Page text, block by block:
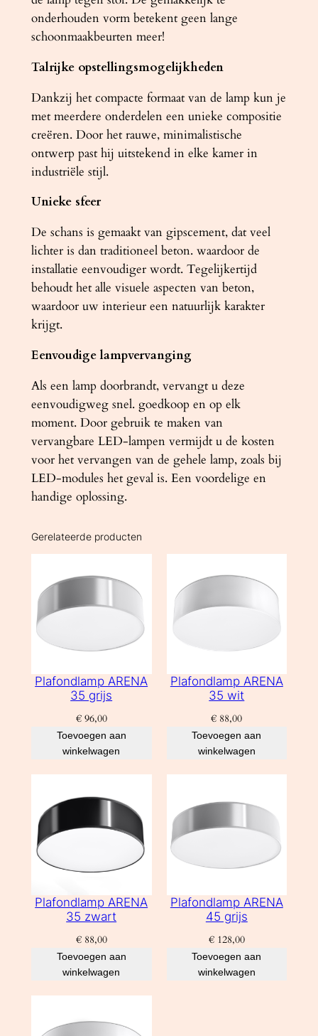
t
a
l
onderhouden vorm betekent geen lange
schoonmaakbeurten meer!
Talrijke opstellingsmogelijkheden
Dankzij het compacte formaat van de lamp kun je
met meerdere onderdelen een unieke compositie
creëren. Door het rauwe, minimalistische
ontwerp past hij uitstekend in elke kamer in
industriële stijl.
Unieke sfeer
De schans is gemaakt van gipscement, dat veel
lichter is dan traditioneel beton. waardoor de
installatie eenvoudiger wordt. Tegelijkertijd
behoudt het alle visuele aspecten van beton,
waardoor uw interieur een natuurlijk karakter
krijgt.
Eenvoudige lampvervanging
Als een lamp doorbrandt, vervangt u deze
eenvoudigweg snel. goedkoop en op elk
moment. Door gebruik te maken van
vervangbare LED-lampen vermijdt u de kosten
voor het vervangen van de gehele lamp, zoals bij
LED-modules het geval is. Een voordelige en
handige oplossing.
Gerelateerde producten
Plafondlamp ARENA
35 grijs
€96,00
Toevoegen aan
winkelwagen
Plafondlamp ARENA
35 wit
€ 88,00
Toevoegen aan
winkelwagen
Plafondlamp ARENA
35 zwart
€88,00
Toevoegen aan
winkelwagen
Plafondlamp ARENA
45 grijs
€128,00
Toevoegen aan
winkelwagen